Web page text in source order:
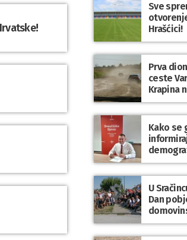
Sve
Hrašćici!
Prva
ceste
Krapina
prema
Kako se
U
Dan